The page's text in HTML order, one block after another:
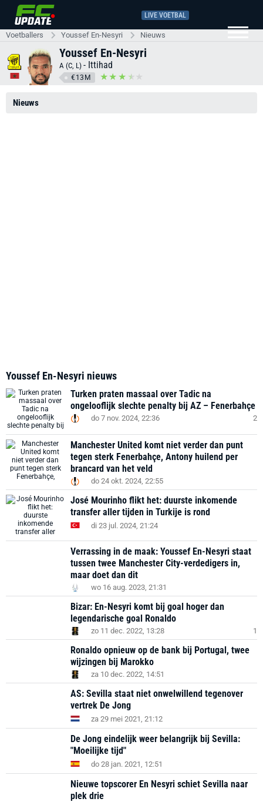
LIVE VOETBAL
Voetballers Youssef En-Nesyri Nieuws
Youssef En-Nesyri
A (C, L) - Ittihad
€13M
Nieuws
Youssef En-Nesyri nieuws
Turken praten massaal over Tadic na
ongelooflijk slechte penalty bij AZ – Fenerbahçe
do 7 nov. 2024, 22:36 2
Manchester United komt niet verder dan punt
tegen sterk Fenerbahçe, Antony huilend per
brancard van het veld
do 24 okt. 2024, 22:55
José Mourinho flikt het: duurste inkomende
transfer aller tijden in Turkije is rond
di 23 jul. 2024, 21:24
Verrassing in de maak: Youssef En-Nesyri staat
tussen twee Manchester City-verdedigers in,
maar doet dan dit
wo 16 aug. 2023, 21:31
Bizar: En-Nesyri komt bij goal hoger dan
legendarische goal Ronaldo
zo 11 dec. 2022, 13:28 1
Ronaldo opnieuw op de bank bij Portugal, twee
wijzingen bij Marokko
za 10 dec. 2022, 14:51
AS: Sevilla staat niet onwelwillend tegenover
vertrek De Jong
za 29 mei 2021, 21:12
De Jong eindelijk weer belangrijk bij Sevilla:
"Moeilijke tijd"
do 28 jan. 2021, 12:51
Nieuwe topscorer En Nesyri schiet Sevilla naar
plek drie